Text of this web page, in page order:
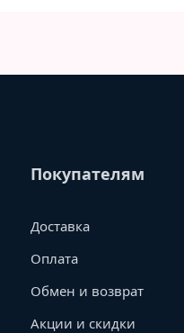
Покупателям
Доставка
Оплата
Обмен и возврат
Акции и скидки